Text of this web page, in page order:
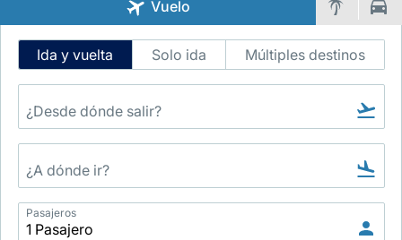
Vuelo
Intelligent
Flight
Search
Ida y vuelta Solo ida Múltiples destinos
Pasajeros